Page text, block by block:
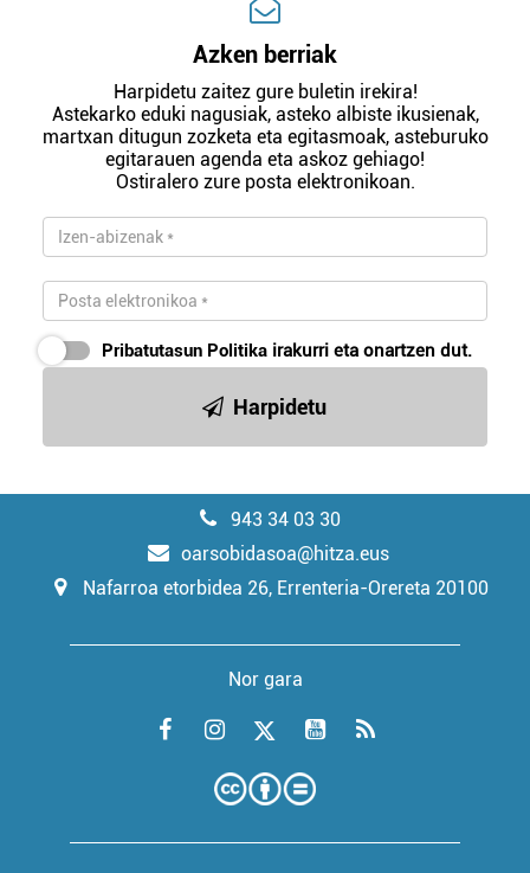
Azken berriak
Harpidetu zaitez gure buletin irekira!
Astekarko eduki nagusiak, asteko albiste ikusienak,
martxan ditugun zozketa eta egitasmoak, asteburuko
egitarauen agenda eta askoz gehiago!
Ostiralero zure posta elektronikoan.
Pribatutasun Politika irakurri eta onartzen dut.
Harpidetu
943 34 03 30
oarsobidasoa@hitza.eus
Nafarroa etorbidea 26, Errenteria-Orereta 20100
Nor gara